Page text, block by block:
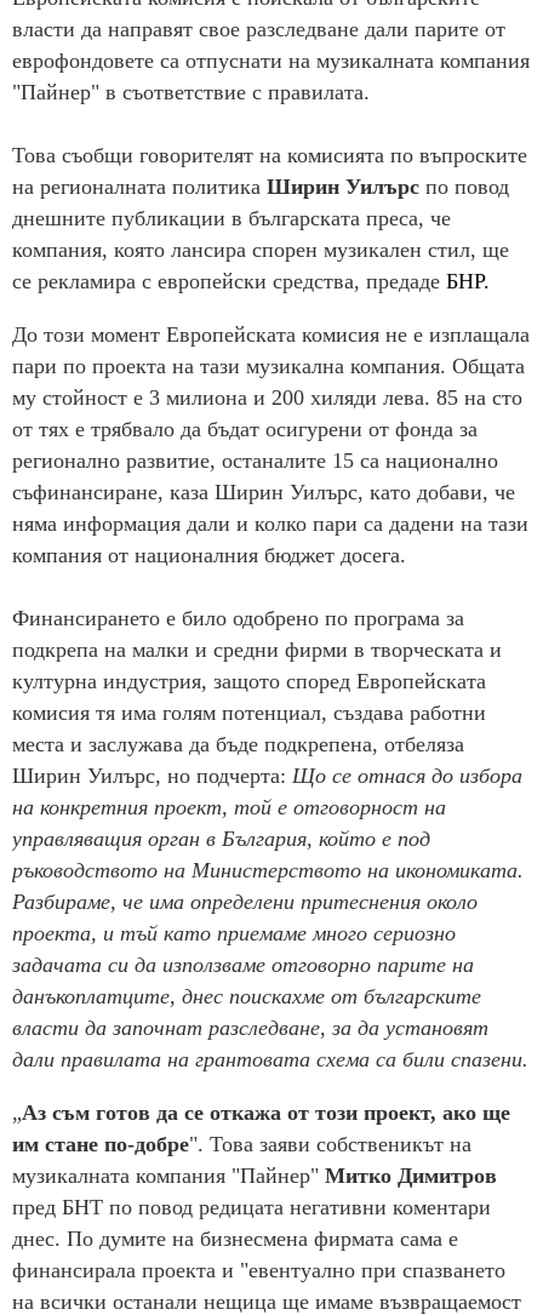
власти да направят свое разследване дали парите от
еврофондовете са отпуснати на музикалната компания
"Пайнер" в съответствие с правилата.
Това съобщи говорителят на комисията по въпроските
на регионалната политика Ширин Уилърс по повод
днешните публикации в българската преса, че
компания, която лансира спорен музикален стил, ще
се рекламира с европейски средства, предаде БНР.
До този момент Европейската комисия не е изплащала
пари по проекта на тази музикална компания. Общата
му стойност е 3 милиона и 200 хиляди лева. 85 на сто
от тях е трябвало да бъдат осигурени от фонда за
регионално развитие, останалите 15 са национално
съфинансиране, каза Ширин Уилърс, като добави, че
няма информация дали и колко пари са дадени на тази
компания от националния бюджет досега.
Финансирането е било одобрено по програма за
подкрепа на малки и средни фирми в творческата и
културна индустрия, защото според Европейската
комисия тя има голям потенциал, създава работни
места и заслужава да бъде подкрепена, отбеляза
Ширин Уилърс, но подчерта: Що се отнася до избора
на конкретния проект, той е отговорност на
управляващия орган в България, който е под
ръководството на Министерството на икономиката.
Разбираме, че има определени притеснения около
проекта, и тъй като приемаме много сериозно
задачата си да използваме отговорно парите на
данъкоплатците, днес поискахме от българските
власти да започнат разследване, за да установят
дали правилата на грантовата схема са били спазени.
„Аз съм готов да се откажа от този проект, ако ще
им стане по-добре". Това заяви собственикът на
музикалната компания "Пайнер" Митко Димитров
пред БНТ по повод редицата негативни коментари
днес. По думите на бизнесмена фирмата сама е
финансирала проекта и "евентуално при спазването
на всички останали нещица ще имаме възвращаемост